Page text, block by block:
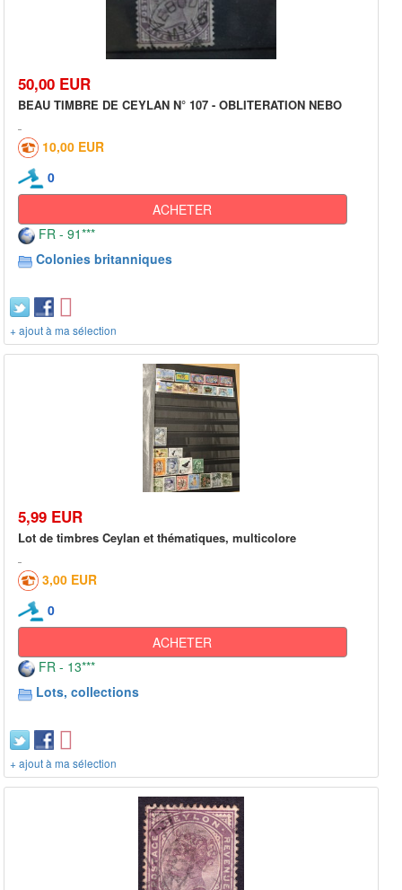
50,00 EUR
BEAU TIMBRE DE CEYLAN N° 107 - OBLITERATION NEBO
10,00 EUR
0
ACHETER
FR - 91***
Colonies britanniques
+ ajout à ma sélection
5,99 EUR
Lot de timbres Ceylan et thématiques, multicolore
3,00 EUR
0
ACHETER
FR - 13***
Lots, collections
+ ajout à ma sélection